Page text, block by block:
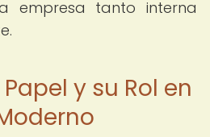
empresa tanto interna
y su Rol en